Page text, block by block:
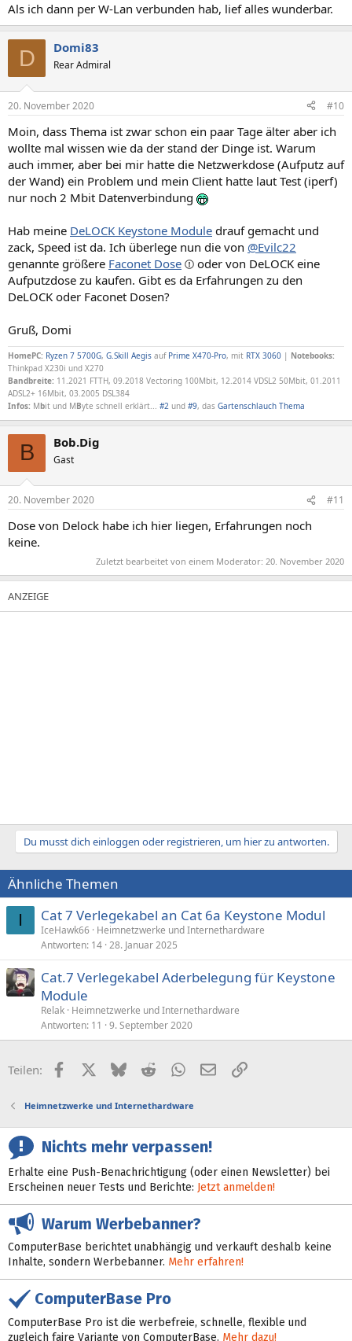
Als ich dann per W-Lan verbunden hab, lief alles wunderbar.
D Domi83
Rear Admiral
20. November 2020 #10
Moin, dass Thema ist zwar schon ein paar Tage älter aber ich
wollte mal wissen wie da der stand der Dinge ist. Warum
auch immer, aber bei mir hatte die Netzwerkdose (Aufputz auf
der Wand) ein Problem und mein Client hatte laut Test (iperf)
nur noch 2 Mbit Datenverbindung
Hab meine DeLOCK Keystone Module drauf gemacht und
zack, Speed ist da. Ich überlege nun die von @Evilc22
genannte größere Faconet Dose
oder von DeLOCK eine
Aufputzdose zu kaufen. Gibt es da Erfahrungen zu den
DeLOCK oder Faconet Dosen?
Gruß, Domi
HomePC: Ryzen 7 5700G, G.Skill Aegis auf Prime X470-Pro, mit RTX 3060 | Notebooks:
Thinkpad X230i und X270
Bandbreite: 11.2021 FTTH, 09.2018 Vectoring 100Mbit, 12.2014 VDSL2 50Mbit, 01.2011
ADSL2+ 16Mbit, 03.2005 DSL384
Infos: Mbit und MByte schnell erklärt... #2 und #9, das Gartenschlauch Thema
B Bob.Dig
Gast
20. November 2020 #11
Dose von Delock habe ich hier liegen, Erfahrungen noch
keine.
Zuletzt bearbeitet von einem Moderator: 20. November 2020
Du musst dich einloggen oder registrieren, um hier zu antworten.
Ähnliche Themen
I Cat 7 Verlegekabel an Cat 6a Keystone Modul
IceHawk66 Heimnetzwerke und Internethardware
Antworten 14 28. Januar 2025
Cat.7 Verlegekabel Aderbelegung für Keystone
Module
Relak Heimnetzwerke und Internethardware
Antworten 11 9. September 2020
Teilen: FacebookX (Twitter)
BlueskyRedditWhatsApp
E-MailLink
Heimnetzwerke und Internethardware
Nichts mehr verpassen!
Erhalte eine Push-Benachrichtigung (oder einen Newsletter) bei
Erscheinen neuer Tests und Berichte: Jetzt anmelden!
Warum Werbebanner?
ComputerBase berichtet unabhängig und verkauft deshalb keine
Inhalte, sondern Werbebanner. Mehr erfahren!
ComputerBase Pro
ComputerBase Pro ist die werbefreie, schnelle, flexible und
zugleich faire Variante von ComputerBase. Mehr dazu!